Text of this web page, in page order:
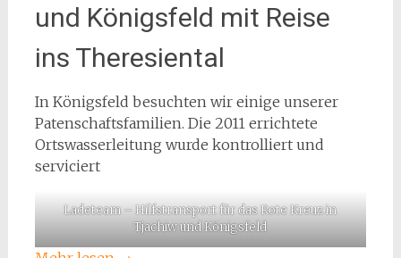
und Königsfeld mit Reise
ins Theresiental
In Königsfeld besuchten wir einige unserer
Patenschaftsfamilien. Die 2011 errichtete
Ortswasserleitung wurde kontrolliert und
serviciert
Ladeteam – Hilfstransport für das Rote Kreuz in
Tjachiw und Königsfeld